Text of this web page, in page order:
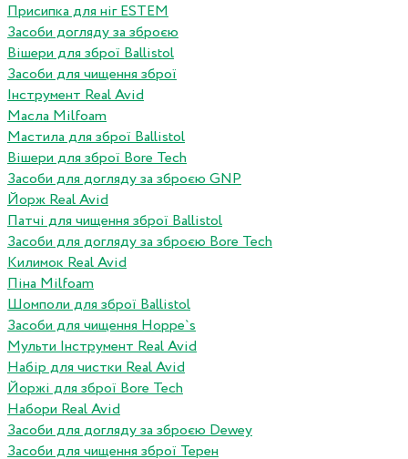
Присипка для ніг ESTEM
Засоби догляду за зброєю
Вішери для зброї Ballistol
Засоби для чищення зброї
Інструмент Real Avid
Масла Milfoam
Мастила для зброї Ballistol
Вішери для зброї Bore Tech
Засоби для догляду за зброєю GNP
Йорж Real Avid
Патчі для чищення зброї Ballistol
Засоби для догляду за зброєю Bore Tech
Килимок Real Avid
Піна Milfoam
Шомполи для зброї Ballistol
Засоби для чищення Hoppe`s
Мульти Інструмент Real Avid
Набір для чистки Real Avid
Йоржі для зброї Bore Tech
Набори Real Avid
Засоби для догляду за зброєю Dewey
Засоби для чищення зброї Терен